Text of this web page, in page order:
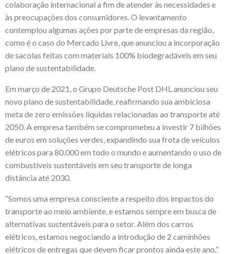
colaboração internacional a fim de atender às necessidades e
às preocupações dos consumidores. O levantamento
contemplou algumas ações por parte de empresas da região,
como é o caso do Mercado Livre, que anunciou a incorporação
de sacolas feitas com materiais 100% biodegradáveis em seu
plano de sustentabilidade.
Em março de 2021, o Grupo Deutsche Post DHL anunciou seu
novo plano de sustentabilidade, reafirmando sua ambiciosa
meta de zero emissões líquidas relacionadas ao transporte até
2050. A empresa também se comprometeu a investir 7 bilhões
de euros em soluções verdes, expandindo sua frota de veículos
elétricos para 80.000 em todo o mundo e aumentando o uso de
combustíveis sustentáveis em seu transporte de longa
distância até 2030.
“Somos uma empresa consciente a respeito dos impactos do
transporte ao meio ambiente, e estamos sempre em busca de
alternativas sustentáveis para o setor. Além dos carros
elétricos, estamos negociando a introdução de 2 caminhões
elétricos de entregas que devem ficar prontos ainda este ano,”